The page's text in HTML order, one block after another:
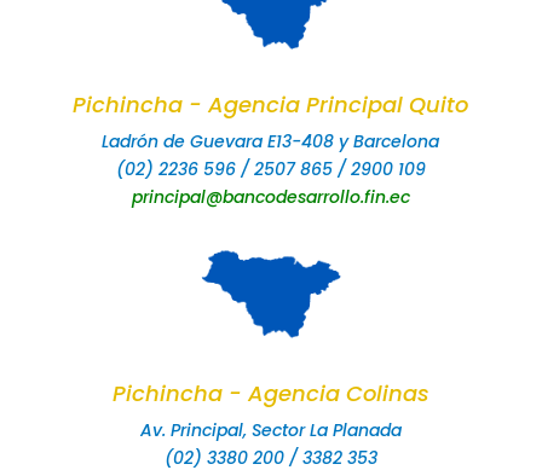
Pichincha - Agencia Principal Quito
Ladrón de Guevara E13-408 y Barcelona
(02) 2236 596 / 2507 865 / 2900 109
principal@bancodesarrollo.fin.ec
Pichincha - Agencia Colinas
Av. Principal, Sector La Planada
(02) 3380 200 / 3382 353